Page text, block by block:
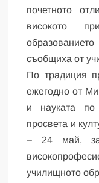
почетното
високото
съобщиха от
По традиция
ежегодно от
и науката по
просвета и
– 24 май, за
училищното